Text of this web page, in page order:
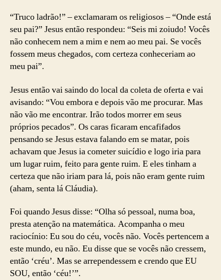
“Truco ladrão!” – exclamaram os religiosos – “Onde está
seu pai?” Jesus então respondeu: “Seis mi zoiudo! Vocês
não conhecem nem a mim e nem ao meu pai. Se vocês
fossem meus chegados, com certeza conheceriam ao
meu pai”.
Jesus então vai saindo do local da coleta de oferta e vai
avisando: “Vou embora e depois vão me procurar. Mas
não vão me encontrar. Irão todos morrer em seus
próprios pecados”. Os caras ficaram encafifados
pensando se Jesus estava falando em se matar, pois
achavam que Jesus ia cometer suicídio e logo iria para
um lugar ruim, feito para gente ruim. E eles tinham a
certeza que não iriam para lá, pois não eram gente ruim
(aham, senta lá Cláudia).
Foi quando Jesus disse: “Olha só pessoal, numa boa,
presta atenção na matemática. Acompanha o meu
raciocínio: Eu sou do céu, vocês não. Vocês pertencem a
este mundo, eu não. Eu disse que se vocês não cressem,
então ‘créu’. Mas se arrependessem e crendo que EU
SOU, então ‘céu!’”.